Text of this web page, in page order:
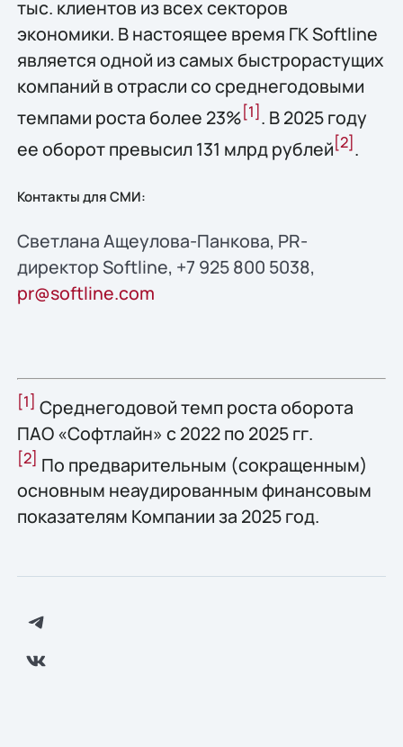
тыс. клиентов из всех секторов
экономики. В настоящее время ГК Softline
является одной из самых быстрорастущих
компаний в отрасли со среднегодовыми
темпами роста более 23%[1] . В 2025 году
ее оборот превысил 131 млрд рублей [2] .
Контакты для СМИ:
Светлана Ащеулова-Панкова, PR-
директор Softline, +7 925 800 5038,
pr@softline.com
[1] Среднегодовой темп роста оборота
ПАО «Софтлайн» с 2022 по 2025 гг.
[2] По предварительным (сокращенным)
основным неаудированным финансовым
показателям Компании за 2025 год.